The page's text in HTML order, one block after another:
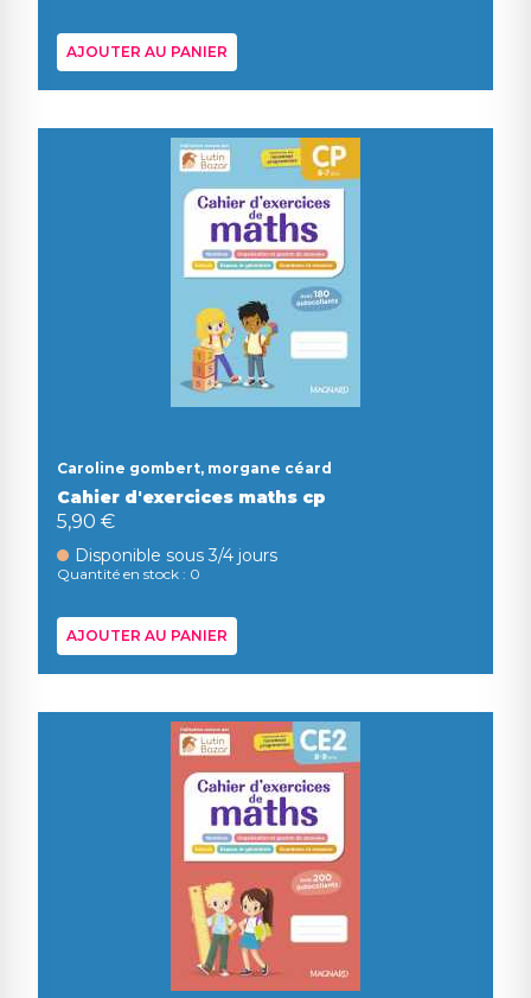
AJOUTER AU PANIER
Caroline gombert, morgane céard
Cahier d'exercices maths cp
5,90 €
Disponible sous 3/4 jours
Quantité en stock : 0
AJOUTER AU PANIER